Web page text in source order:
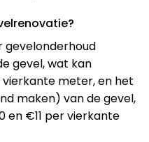
gevelonderhoud
gevel, wat kan
meter, en het
maken) van de gevel,
en €11 per vierkante